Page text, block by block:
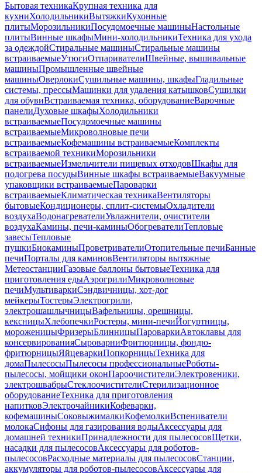
Бытовая техникаКрупная техника для
кухниХолодильникиВытяжкиКухонные
плитыМорозильникиПосудомоечные машиныНастольные
плитыВинные шкафыМини-холодильникиТехника для ухода
за одеждойСтиральные машиныСтиральные машины
встраиваемыеУтюгиОтпаривателиШвейные, вышивальные
машиныПромышленные швейные
машиныОверлокиСушильные машины, шкафыГладильные
системы, прессыМашинки для удаления катышковСушилки
для обувиВстраиваемая техника, оборудованиеВарочные
панелиДуховые шкафыХолодильники
встраиваемыеПосудомоечные машины
встраиваемыеМикроволновые печи
встраиваемыеКофемашины встраиваемыеКомплекты
встраиваемой техникиМорозильники
встраиваемыеИзмельчители пищевых отходовШкафы для
подогрева посудыВинные шкафы встраиваемыеВакуумные
упаковщики встраиваемыеПароварки
встраиваемыеКлиматическая техникаВентиляторы
бытовыеКондиционеры, сплит-системыОхладители
воздухаВодонагревателиУвлажнители, очистители
воздухаКамины, печи-каминыОбогревателиТепловые
завесыТепловые
пушкиБиокаминыПроветривателиОтопительные печиБанные
печиПорталы для каминовВентиляторы вытяжные
МетеостанцииГазовые баллоны бытовыеТехника для
приготовления едыАэрогрилиМикроволновые
печиМультиваркиСэндвичницы, хот-дог
мейкерыТостерыЭлектрогрили,
электрошашлычницыВафельницы, орешницы,
кексницыХлебопечкиРостеры, мини-печиЙогуртницы,
мороженицыФризерыБлинницыПароваркиАвтоклавы для
консервированияСыроварниФритюрницы, фондю-
фритюрницыЯйцеваркиПопкорницыТехника для
домаПылесосыПылесосы профессиональныеРоботы-
пылесосы, мойщики оконПароочистителиЭлектровеники,
электрошвабрыСтеклоочистителиСтерилизационное
оборудованиеТехника для приготовления
напитковЭлектрочайникиКофеварки,
кофемашиныСоковыжималкиКофемолкиВспениватели
молокаСифоны для газирования водыАксессуары для
домашней техникиПринадлежности для пылесосовЩетки,
насадки для пылесосовАксессуары для роботов-
пылесосовРасходные материалы для пылесосовСтанции,
аккумуляторы для роботов-пылесосовАксессуары для